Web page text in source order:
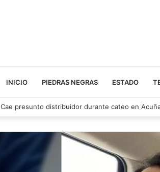
INICIO PIEDRAS NEGRAS ESTADO
Muere operador tras volcadura en la Premier